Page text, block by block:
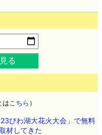
る
は こちら ）
びわ湖大花火大会」で無料
材してきた